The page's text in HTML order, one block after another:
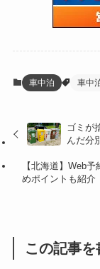
(5)
(32)
(59)
(47)
(16)
車中泊 車中
ゴミが
んだ分
【北海道】Web
めポイントも紹介
この記事を